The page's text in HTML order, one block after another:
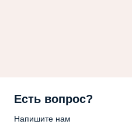
Есть вопрос?
Напишите нам